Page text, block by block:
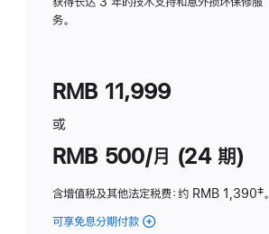
务。
RMB 11,999
或
RMB 500/月 (24 期)
含增值税及其他法定税费：约 RMB 1,390脚
‡。
可享免息分期付款 (Studio